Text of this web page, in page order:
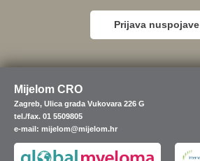
Prijava nuspojave
Mijelom CRO
Zagreb, Ulica grada Vukovara 226 G
tel./fax. 01 5509805
e-mail: mijelom@mijelom.hr